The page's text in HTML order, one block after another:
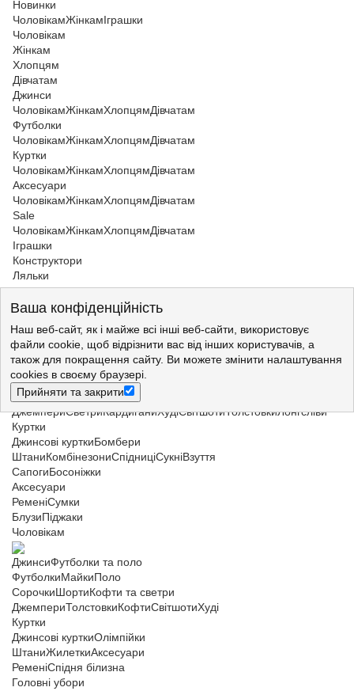
Новинки
ЧоловікамЖінкамІграшки
Чоловікам
Жінкам
Хлопцям
Дівчатам
Джинси
ЧоловікамЖінкамХлопцямДівчатам
Футболки
ЧоловікамЖінкамХлопцямДівчатам
Куртки
ЧоловікамЖінкамХлопцямДівчатам
Аксесуари
ЧоловікамЖінкамХлопцямДівчатам
Sale
ЧоловікамЖінкамХлопцямДівчатам
Іграшки
Конструктори
Ляльки
Ваша конфіденційність
Наш веб-сайт, як і майже всі інші веб-сайти, використовує
файли cookie, щоб відрізнити вас від інших користувачів, а
також для покращення сайту. Ви можете змінити налаштування
cookies в своєму браузері.
Прийняти та закрити
Іграшки>Мозаїки
Іграшки >Мозаїки
Жінкам
ДжинсиФутболки і майки
ФутболкиМайки
СорочкиШортиКофти та светри
ДжемпериСветриКардиганиХудіСвітшотиТолстовкиЛонгсліви
Куртки
Джинсові курткиБомбери
ШтаниКомбінезониСпідниціСукніВзуття
СапогиБосоніжки
Аксесуари
РеменіСумки
БлузиПіджаки
Чоловікам
ДжинсиФутболки та поло
ФутболкиМайкиПоло
СорочкиШортиКофти та светри
ДжемпериТолстовкиКофтиСвітшотиХуді
Куртки
Джинсові курткиОлімпійки
ШтаниЖилеткиАксесуари
РеменіСпідня білизна
Головні убори